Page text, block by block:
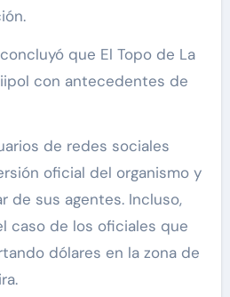
que El Topo de La
con antecedentes de
de redes sociales
oficial del organismo y
de sus agentes. Incluso,
caso de los oficiales que
dólares en la zona de